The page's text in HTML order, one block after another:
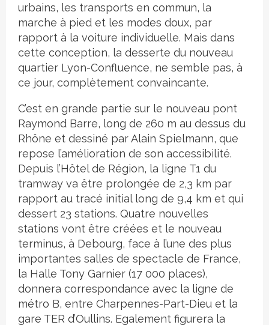
urbains, les transports en commun, la
marche à pied et les modes doux, par
rapport à la voiture individuelle. Mais dans
cette conception, la desserte du nouveau
quartier Lyon-Confluence, ne semble pas, à
ce jour, complètement convaincante.
C’est en grande partie sur le nouveau pont
Raymond Barre, long de 260 m au dessus du
Rhône et dessiné par Alain Spielmann, que
repose l’amélioration de son accessibilité.
Depuis l’Hôtel de Région, la ligne T1 du
tramway va être prolongée de 2,3 km par
rapport au tracé initial long de 9,4 km et qui
dessert 23 stations. Quatre nouvelles
stations vont être créées et le nouveau
terminus, à Debourg, face à l’une des plus
importantes salles de spectacle de France,
la Halle Tony Garnier (17 000 places),
donnera correspondance avec la ligne de
métro B, entre Charpennes-Part-Dieu et la
gare TER d’Oullins. Egalement figurera la